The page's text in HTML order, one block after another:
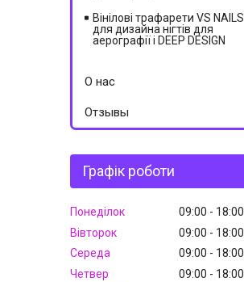
Вінілові трафарети VS NAILS
для дизайна нігтів для
аерографії і DEEP DESIGN
О нас
Отзывы
Графік роботи
Понеділок 09:00
18:00
Вівторок
09:00
18:00
Середа
09:00
18:00
Четвер
09:00
18:00